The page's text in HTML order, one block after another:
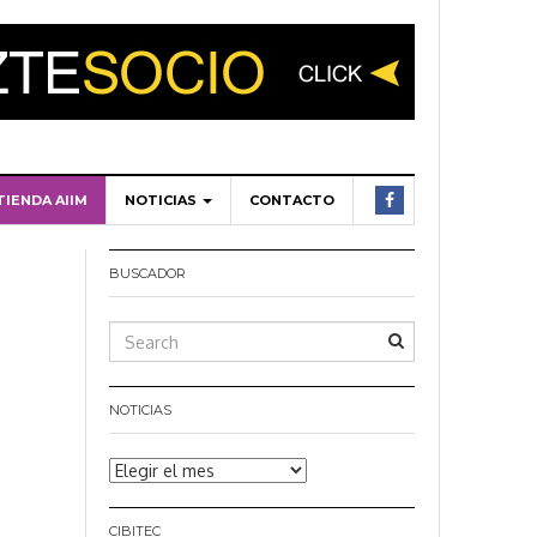
AIIM NOTICIAS CONTACTO
BUSCADOR
NOTICIAS
Noticias
CIBITEC